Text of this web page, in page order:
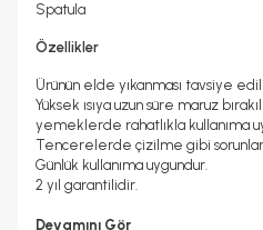
Spatula
Özellikler
Ürünün elde yıkanması tavsiye
Yüksek ısıya uzun süre maruz
yemeklerde rahatlıkla kullanıma
Tencerelerde çizilme gibi
Günlük kullanıma uygundur.
2 yıl garantilidir.
Devamını Gör